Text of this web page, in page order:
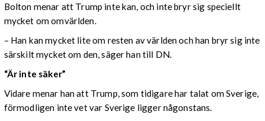
Bolton menar att Trump inte kan, och inte bryr sig speciellt
mycket om omvärlden.
– Han kan mycket lite om resten av världen och han bryr sig inte
särskilt mycket om den, säger han till DN.
“Är inte säker”
Vidare menar han att Trump, som tidigare har talat om Sverige,
förmodligen inte vet var Sverige ligger någonstans.